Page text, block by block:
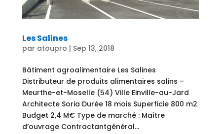
Les Salines
par atoupro | Sep 13, 2018
Bâtiment agroalimentaire Les Salines
Distributeur de produits alimentaires salins –
Meurthe-et-Moselle (54) Ville Einville-au-Jard
Architecte Soria Durée 18 mois Superficie 800 m2
Budget 2,4 M€ Type de marché : Maître
d’ouvrage Contractantgénéral...